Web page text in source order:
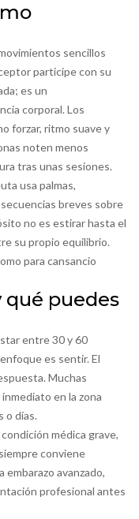
sencillos
participe con su
es un
corporal. Los
forzar, ritmo suave y
noten menos
tras unas sesiones.
usa palmas,
breves sobre
no es estirar hasta el
su propio equilibrio.
para cansancio
qué puedes
entre 30 y 60
es sentir. El
Muchas
en la zona
o días.
médica grave,
conviene
embarazo avanzado,
profesional antes